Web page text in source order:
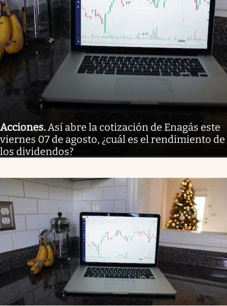
Acciones. Así abre la cotización de Enagás este
viernes 07 de agosto, ¿cuál es el rendimiento de
los dividendos?